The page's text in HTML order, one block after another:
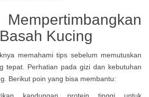
Kucing
memahami tips sebelum memutuskan
tepat. Perhatian pada gizi dan kebutuhan
Berikut poin yang bisa membantu: